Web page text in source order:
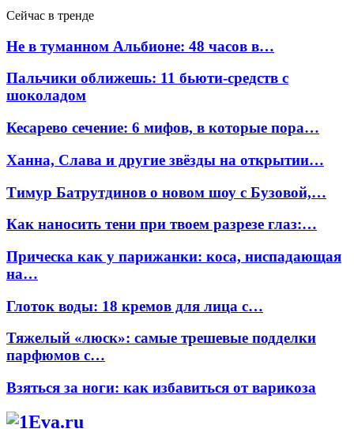
Сейчас в тренде
Не в туманном Альбионе: 48 часов в…
Пальчики оближешь: 11 бьюти-средств с
шоколадом
Кесарево сечение: 6 мифов, в которые пора…
Ханна, Слава и другие звёзды на открытии…
Тимур Батрутдинов о новом шоу с Бузовой,…
Как наносить тени при твоем разрезе глаз:…
Прическа как у парижанки: коса, ниспадающая
на…
Глоток воды: 18 кремов для лица с…
Тяжелый «люск»: самые трешевые подделки
парфюмов с…
Взяться за ноги: как избавиться от варикоза